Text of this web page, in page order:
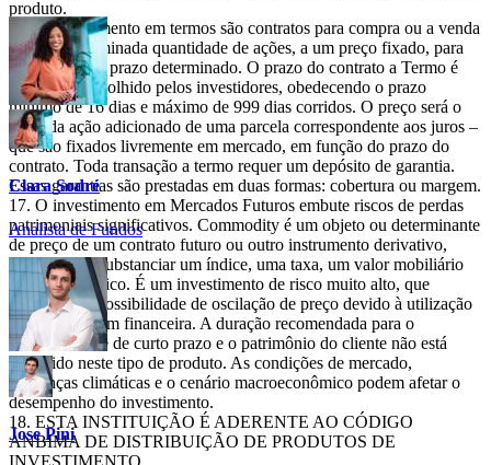
Clara Sodré
Analista de Fundos
Jose Pini
produto.
O investimento em termos são contratos para compra ou a venda
de uma determinada quantidade de ações, a um preço fixado, para
liquidação em prazo determinado. O prazo do contrato a Termo é
livremente escolhido pelos investidores, obedecendo o prazo
mínimo de 16 dias e máximo de 999 dias corridos. O preço será o
valor da ação adicionado de uma parcela correspondente aos juros –
que são fixados livremente em mercado, em função do prazo do
contrato. Toda transação a termo requer um depósito de garantia.
Essas garantias são prestadas em duas formas: cobertura ou margem.
O investimento em Mercados Futuros embute riscos de perdas
patrimoniais significativos. Commodity é um objeto ou determinante
de preço de um contrato futuro ou outro instrumento derivativo,
podendo consubstanciar um índice, uma taxa, um valor mobiliário
ou produto físico. É um investimento de risco muito alto, que
contempla a possibilidade de oscilação de preço devido à utilização
de alavancagem financeira. A duração recomendada para o
investimento é de curto prazo e o patrimônio do cliente não está
garantido neste tipo de produto. As condições de mercado,
mudanças climáticas e o cenário macroeconômico podem afetar o
desempenho do investimento.
ESTA INSTITUIÇÃO É ADERENTE AO CÓDIGO
ANBIMA DE DISTRIBUIÇÃO DE PRODUTOS DE
INVESTIMENTO.